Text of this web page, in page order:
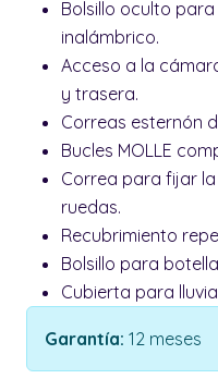
Bolsillo oculto
inalámbrico.
Acceso a la
y trasera.
Correas esternón
Bucles MOLLE
Correa para fijar
ruedas.
Recubrimiento
Bolsillo para
Cubierta para
Garantía: 12 meses